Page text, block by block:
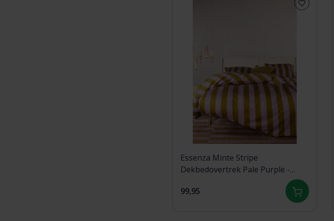
Essenza Minte Stripe
Dekbedovertrek Pale Purple -
99,95